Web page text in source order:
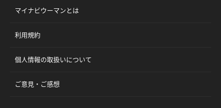
マイナビウーマンとは
利用規約
個人情報の取扱いについて
ご意見・ご感想